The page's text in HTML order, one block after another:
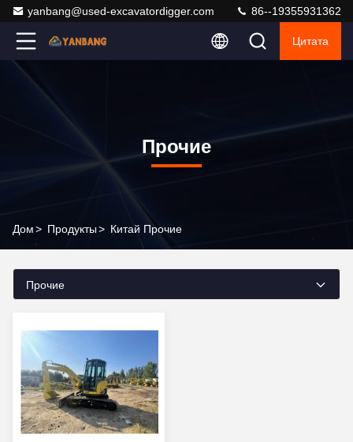
yanbang@used-excavatordigger.com 86--19355931362
Цитата
Прочие
Дом> Продукты> Китай Прочие
Прочие